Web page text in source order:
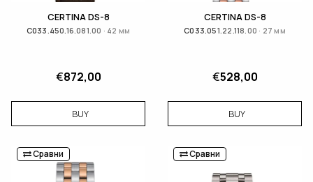
CERTINA DS-8
C033.450.16.081.00 · 42 мм
€872,00
BUY
CERTINA DS-8
C033.051.22.118.00 · 27 мм
€528,00
BUY
Сравни Сравни